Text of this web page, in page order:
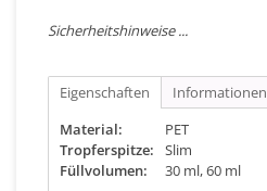
Sicherheitshinweise ...
Eigenschaften Informationen
Material:
PET
Tropferspitze:
Slim
Füllvolumen:
30 ml, 60 ml